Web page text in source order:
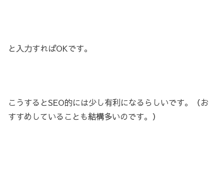
と入力すればOKです。
こうするとSEO的には少し有利になるらしいです。（お
すすめしていることも結構多いのです。）